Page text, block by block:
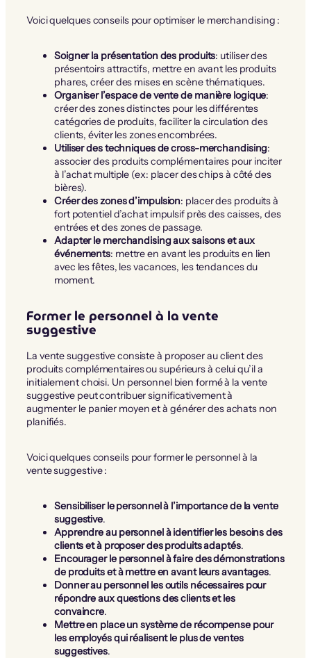
Voici quelques conseils pour optimiser le merchandising :
Soigner la présentation des produits: utiliser des
présentoirs attractifs, mettre en avant les produits
phares, créer des mises en scène thématiques.
Organiser l’espace de vente de manière logique:
créer des zones distinctes pour les différentes
catégories de produits, faciliter la circulation des
clients, éviter les zones encombrées.
Utiliser des techniques de cross-merchandising:
associer des produits complémentaires pour inciter
à l’achat multiple (ex: placer des chips à côté des
bières).
Créer des zones d’impulsion: placer des produits à
fort potentiel d’achat impulsif près des caisses, des
entrées et des zones de passage.
Adapter le merchandising aux saisons et aux
événements: mettre en avant les produits en lien
avec les fêtes, les vacances, les tendances du
moment.
Former le personnel à la vente
suggestive
La vente suggestive consiste à proposer au client des
produits complémentaires ou supérieurs à celui qu’il a
initialement choisi. Un personnel bien formé à la vente
suggestive peut contribuer significativement à
augmenter le panier moyen et à générer des achats non
planifiés.
Voici quelques conseils pour former le personnel à la
vente suggestive :
Sensibiliser le personnel à l’importance de la vente
suggestive.
Apprendre au personnel à identifier les besoins des
clients et à proposer des produits adaptés.
Encourager le personnel à faire des démonstrations
de produits et à mettre en avant leurs avantages.
Donner au personnel les outils nécessaires pour
répondre aux questions des clients et les
convaincre.
Mettre en place un système de récompense pour
les employés qui réalisent le plus de ventes
suggestives.